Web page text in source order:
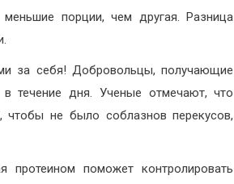
порции, чем другая. Разница
за себя! Добровольцы, получающие
течение дня. Ученые отмечают, что
не было соблазнов перекусов,
протеином поможет контролировать